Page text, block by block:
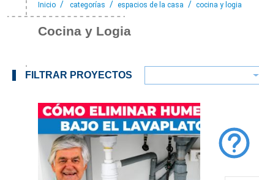
Inicio categorías espacios de la casa cocina y logia
Cocina y Logia
FILTRAR PROYECTOS